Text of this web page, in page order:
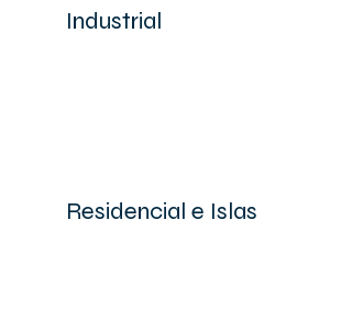
Industrial
Residencial e Islas